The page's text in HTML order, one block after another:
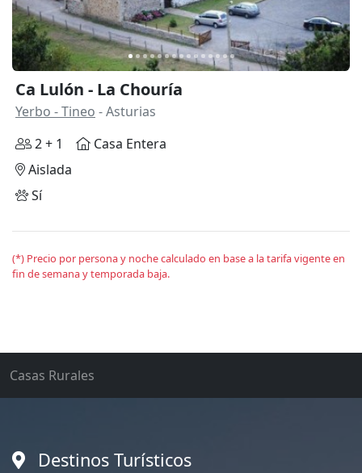
Ca Lulón - La Chouría
Yerbo - Tineo - Asturias
2 + 1
Casa Entera
Aislada
Sí
(*) Precio por persona y noche calculado en base a la tarifa vigente en
fin de semana y temporada baja.
Casas Rurales
Destinos Turísticos